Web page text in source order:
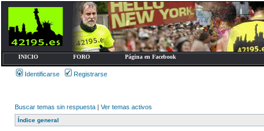
INICIO FORO Página en Facebook
Identificarse Registrarse
Buscar temas sin respuesta | Ver temas activos
Índice general